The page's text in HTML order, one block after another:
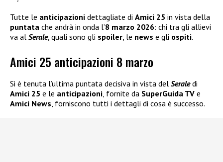
Tutte le anticipazioni dettagliate di Amici 25 in vista della
puntata che andrà in onda l’8 marzo 2026: chi tra gli allievi
va al Serale, quali sono gli spoiler , le news e gli ospiti.
Amici 25 anticipazioni 8 marzo
Si è tenuta l’ultima puntata decisiva in vista del Seraledi
Amici 25 e le anticipazioni , fornite da SuperGuida TV e
Amici News , forniscono tutti i dettagli di cosa è successo.